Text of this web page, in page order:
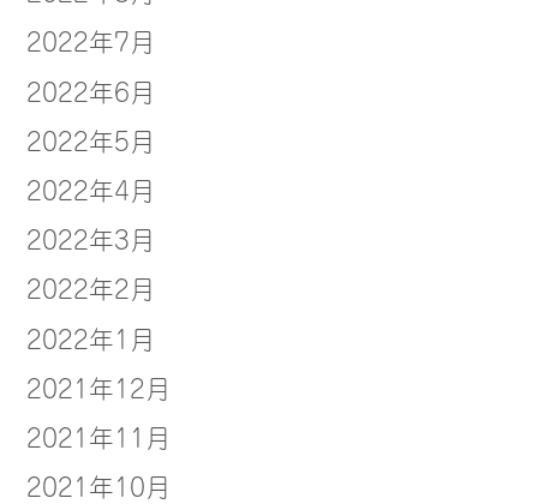
2022年7月
2022年6月
2022年5月
2022年4月
2022年3月
2022年2月
2022年1月
2021年12月
2021年11月
2021年10月